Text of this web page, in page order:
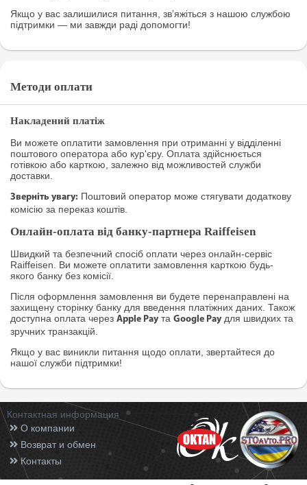
Якщо у вас залишилися питання, зв’яжіться з нашою службою
підтримки — ми завжди раді допомогти!
Методи оплати
Накладений платіж
Ви можете оплатити замовлення при отриманні у відділенні
поштового оператора або кур'єру. Оплата здійснюється
готівкою або карткою, залежно від можливостей служби
доставки.
Зверніть увагу: Поштовий оператор може стягувати додаткову
комісію за переказ коштів.
Онлайн-оплата від банку-партнера Raiffeisen
Швидкий та безпечний спосіб оплати через онлайн-сервіс
Raiffeisen. Ви можете оплатити замовлення карткою будь-
якого банку без комісії.
Після оформлення замовлення ви будете перенаправлені на
захищену сторінку банку для введення платіжних даних. Також
доступна оплата через Apple Pay та Google Pay для швидких та
зручних транзакцій.
Якщо у вас виникли питання щодо оплати, звертайтеся до
нашої служби підтримки!
Контактная информация
О компании
Возврат и обмен
Контакты